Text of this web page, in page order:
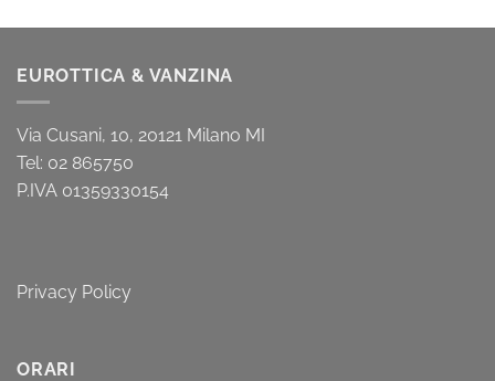
EUROTTICA & VANZINA
Via Cusani, 10, 20121 Milano MI
Tel: 02 865750
P.IVA 01359330154
Privacy Policy
ORARI